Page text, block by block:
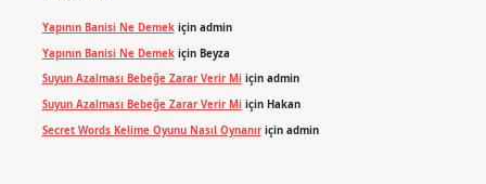
Yapının Banisi Ne Demekiçin admin
Yapının Banisi Ne Demekiçin Beyza
Suyun Azalması Bebeğe Zarar Verir Miiçin admin
Suyun Azalması Bebeğe Zarar Verir Miiçin Hakan
Secret Words Kelime Oyunu Nasıl Oynanıriçin admin